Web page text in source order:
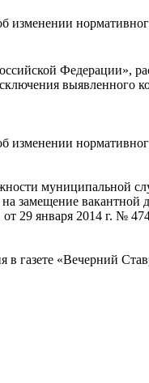
Федерации»,
выявленного
изменении
муниципальной
замещение
января 2014 г. №
в газете «Вечерний